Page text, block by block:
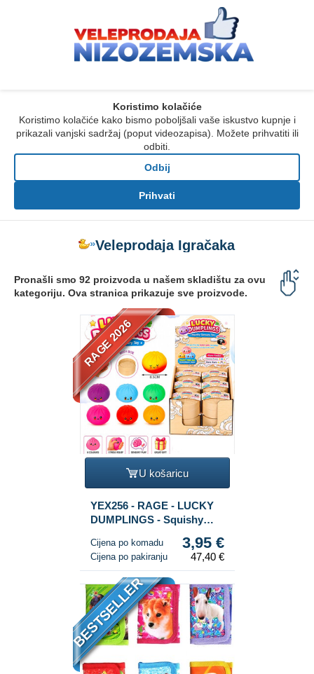
Koristimo kolačiće
Koristimo kolačiće kako bismo poboljšali vaše iskustvo kupnje i
prikazali vanjski sadržaj (poput videozapisa). Možete prihvatiti ili
odbiti.
Odbij
Prihvati
»Veleprodaja Igračaka i Poklona
Pronašli smo 92 proizvoda u našem skladištu za ovu
kategoriju. Ova stranica prikazuje sve proizvode.
RAGE 2026
U košaricu
YEX256 - RAGE - LUCKY
DUMPLINGS - Squishy
Dim. 8.5 x 8.5 x 4.8 Cm - U
DISPLAYU (12 kom.)
Cijena po komadu 3,95 €
Cijena po pakiranju 47,40 €
BESTSELLER